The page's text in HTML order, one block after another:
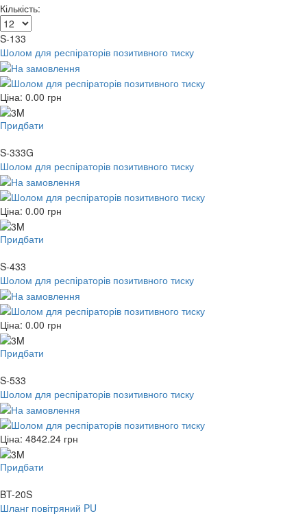
Кількість:
S-133
Шолом для респіраторів позитивного тиску
Ціна: 0.00 грн
Придбати
S-333G
Шолом для респіраторів позитивного тиску
Ціна: 0.00 грн
Придбати
S-433
Шолом для респіраторів позитивного тиску
Ціна: 0.00 грн
Придбати
S-533
Шолом для респіраторів позитивного тиску
Ціна: 4842.24 грн
Придбати
BT-20S
Шланг повітряний PU